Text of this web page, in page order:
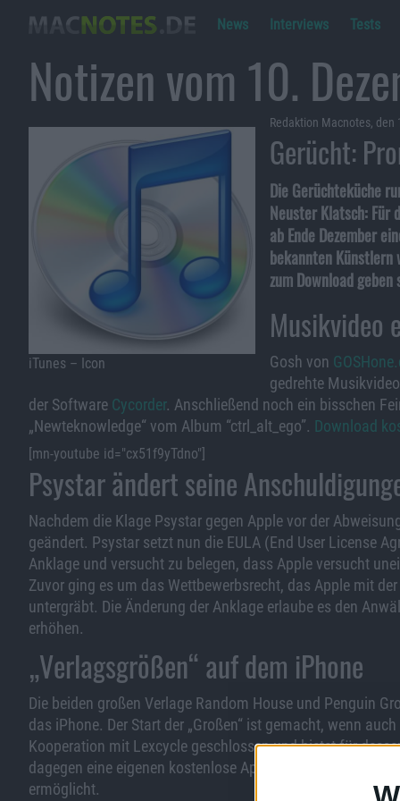
News Interviews Tests
Notizen vom 10.
Redaktion Macnotes, den
iTunes – Icon
Gerücht:
Die Gerüchteküche
Neuster Klatsch: Für
ab Ende Dezember
bekannten Künstlern
zum Download
Musikvideo
Gosh von
gedrehte
der Software Cycorder. Anschließend noch ein bisschen
„Newteknowledge“ vom Album “ctrl_alt_ego”. Download
[mn-youtube id="cx51f9yTdno"]
Psystar ändert seine
Nachdem die Klage Psystar gegen Apple vor der
geändert. Psystar setzt nun die EULA (End User License
Anklage und versucht zu belegen, dass Apple versucht
Zuvor ging es um das Wettbewerbsrecht, das Apple mit
untergräbt. Die Änderung der Anklage erlaube es den
erhöhen.
„Verlagsgrößen“ auf dem iPhone
Die beiden großen Verlage Random House und Penguin
das iPhone. Der Start der „Großen“ ist gemacht, wenn
Kooperation mit Lexcycle geschlossen und bietet für
dagegen eine eigenen kostenlose App, Penguin US
ermöglicht.